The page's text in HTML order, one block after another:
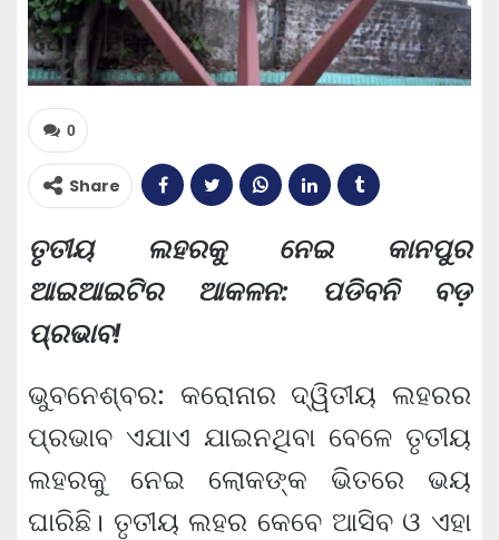
0
Share
ତୃତୀୟ ଲହରକୁ ନେଇ କାନପୁର
ଆଇଆଇଟିର ଆକଳନ: ପଡିବନି ବଡ଼
ପ୍ରଭାବ!
ଭୁବନେଶ୍ବର: କରୋନାର ଦ୍ୱିତୀୟ ଲହରର
ପ୍ରଭାବ ଏଯାଏ ଯାଇନଥିବା ବେଳେ ତୃତୀୟ
ଲହରକୁ ନେଇ ଲୋକଙ୍କ ଭିତରେ ଭୟ
ଘାରିଛି। ତୃତୀୟ ଲହର କେବେ ଆସିବ ଓ ଏହା